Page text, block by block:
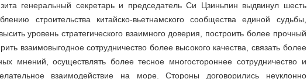
генеральный секретарь и председатель Си Цзиньпин выдвинул шесть
строительства китайско-вьетнамского сообщества единой судьбы,
уровень стратегического взаимного доверия, построить более прочный
взаимовыгодное сотрудничество более высокого качества, связать более
мнений, осуществлять более тесное многостороннее сотрудничество и
взаимодействие на море. Стороны договорились неуклонно